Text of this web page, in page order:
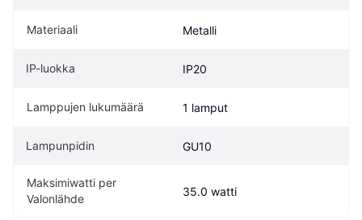
Materiaali Metalli
IP-luokka IP20
Lamppujen lukumäärä 1 lamput
Lampunpidin GU10
Maksimiwatti per
Valonlähde
35.0 watti